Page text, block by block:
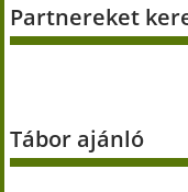
Partnereket
Tábor ajánló